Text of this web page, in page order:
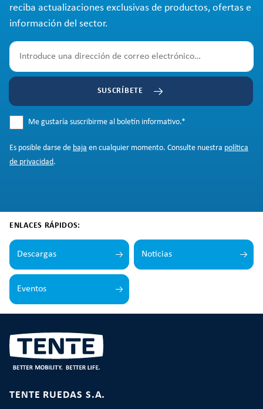
reciba actualizaciones exclusivas de productos, ofertas e
información del sector.
SUSCRÍBETE
Me gustaría suscribirme al boletín informativo.*
Es posible darse de baja en cualquier momento. Consulte nuestra política
de privacidad.
ENLACES RÁPIDOS:
Descargas Noticias
Eventos
TENTE RUEDAS S.A.